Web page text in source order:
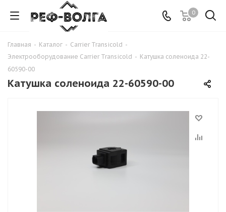
0
Главная - Каталог - Carrier Transicold -
Электрооборудование Carrier Transicold - Катушка соленоида 22-
60590-00
Катушка соленоида 22-60590-00